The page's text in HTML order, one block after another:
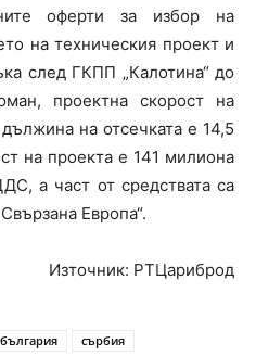
оферти за избор на
на техническия проект и
след ГКПП „Калотина“ до
проектна скорост на
на отсечката е 14,5
на проекта е 141 милиона
а част от средствата са
Европа“.
Източник: РТЦариброд
българия сърбия